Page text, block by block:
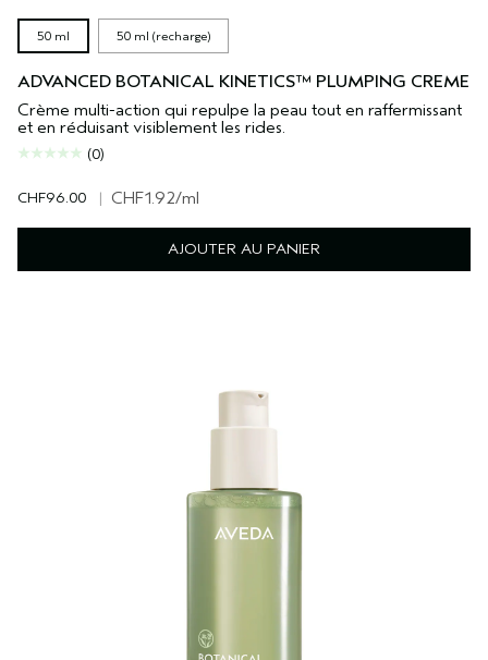
50 ml 50 ml (recharge)
ADVANCED BOTANICAL KINETICS™ PLUMPING CREME
Crème multi-action qui repulpe la peau tout en raffermissant
et en réduisant visiblement les rides.
(0)
CHF96.00 | CHF1.92/ml
AJOUTER AU PANIER